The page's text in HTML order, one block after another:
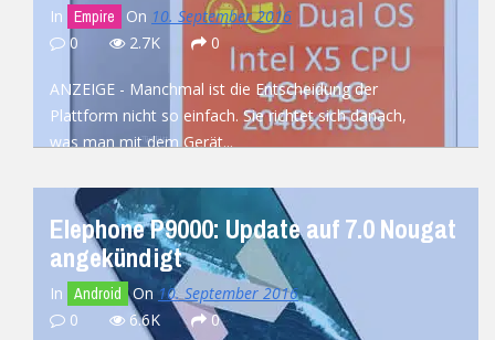
In Empire On 10. September 2016
0
2.7K 0
ANZEIGE - Manchmal ist die Entscheidung der
Plattform nicht so einfach. Sie richtet sich danach,
was man mit dem Gerät...
Elephone P9000: Update auf 7.0 Nougat
angekündigt
In Android On 10. September 2016
0
6.6K 0